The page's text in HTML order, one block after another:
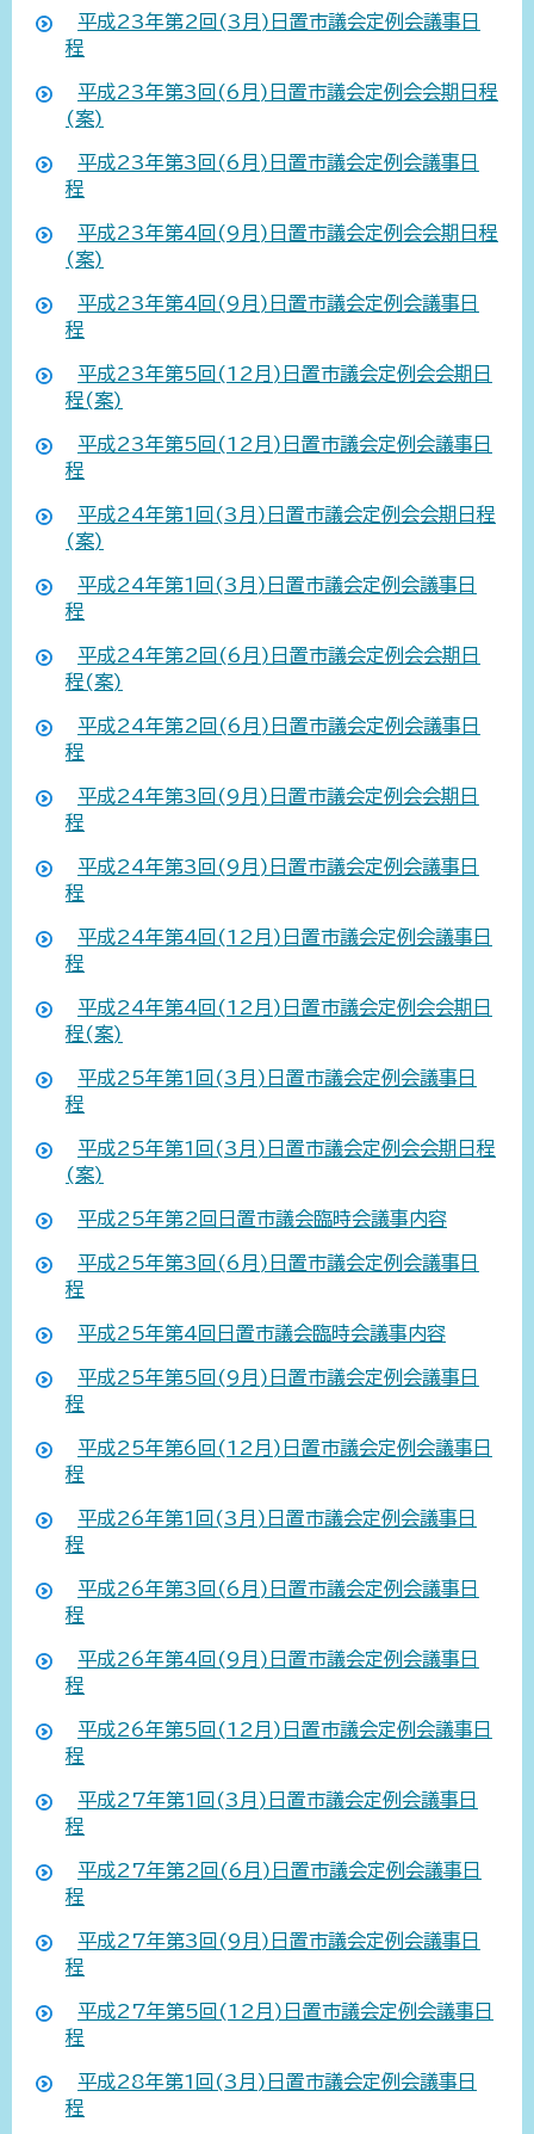
平成23年第2回(3月)日置市議会定例会議事日
程
平成23年第3回(6月)日置市議会定例会会期日程
(案)
平成23年第3回(6月)日置市議会定例会議事日
程
平成23年第4回(9月)日置市議会定例会会期日程
(案)
平成23年第4回(9月)日置市議会定例会議事日
程
平成23年第5回(12月)日置市議会定例会会期日
程(案)
平成23年第5回(12月)日置市議会定例会議事日
程
平成24年第1回(3月)日置市議会定例会会期日程
(案)
平成24年第1回(3月)日置市議会定例会議事日
程
平成24年第2回(6月)日置市議会定例会会期日
程(案)
平成24年第2回(6月)日置市議会定例会議事日
程
平成24年第3回(9月)日置市議会定例会会期日
程
平成24年第3回(9月)日置市議会定例会議事日
程
平成24年第4回(12月)日置市議会定例会議事日
程
平成24年第4回(12月)日置市議会定例会会期日
程(案)
平成25年第1回(3月)日置市議会定例会議事日
程
平成25年第1回(3月)日置市議会定例会会期日程
(案)
平成25年第2回日置市議会臨時会議事内容
平成25年第3回(6月)日置市議会定例会議事日
程
平成25年第4回日置市議会臨時会議事内容
平成25年第5回(9月)日置市議会定例会議事日
程
平成25年第6回(12月)日置市議会定例会議事日
程
平成26年第1回(3月)日置市議会定例会議事日
程
平成26年第3回(6月)日置市議会定例会議事日
程
平成26年第4回(9月)日置市議会定例会議事日
程
平成26年第5回(12月)日置市議会定例会議事日
程
平成27年第1回(3月)日置市議会定例会議事日
程
平成27年第2回(6月)日置市議会定例会議事日
程
平成27年第3回(9月)日置市議会定例会議事日
程
平成27年第5回(12月)日置市議会定例会議事日
程
平成28年第1回(3月)日置市議会定例会議事日
程